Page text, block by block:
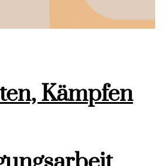
Kämpfen